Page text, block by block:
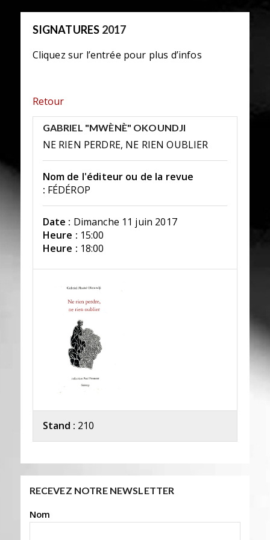
SIGNATURES 2017
Cliquez sur l’entrée pour plus d’infos
Retour
GABRIEL "MWÈNÈ" OKOUNDJI
NE RIEN PERDRE, NE RIEN OUBLIER
Nom de l'éditeur ou de la revue
: FÉDÉROP
Date : Dimanche 11 juin 2017
Heure : 15:00
Heure : 18:00
Stand : 210
RECEVEZ NOTRE NEWSLETTER
Nom